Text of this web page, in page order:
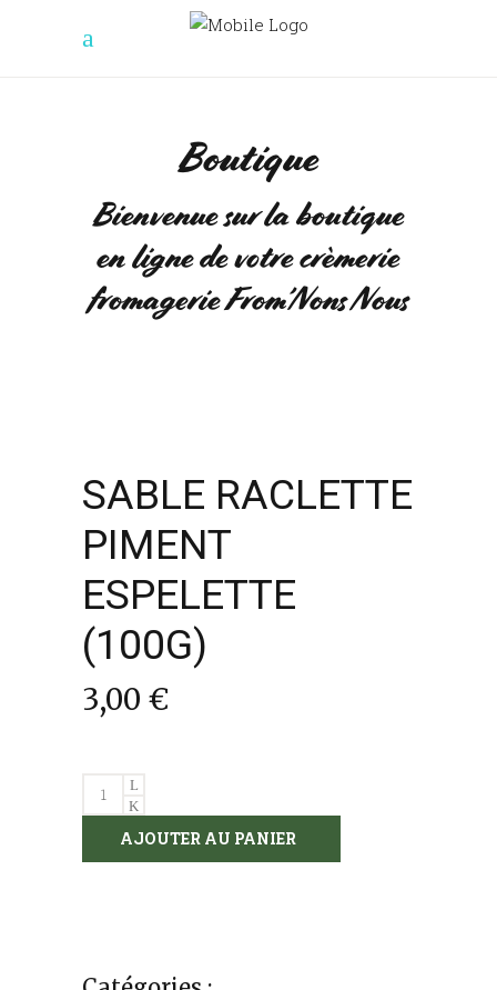
Boutique
Bienvenue sur la boutique
en ligne de votre crèmerie
fromagerie From’Nons Nous
SABLE RACLETTE
PIMENT
ESPELETTE
(100G)
3,00 €
SABLE
RACLETTE
PIMENT
ESPELETTE
AJOUTER AU PANIER